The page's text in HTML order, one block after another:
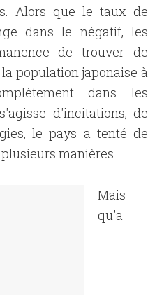
Alors que le taux de
dans le négatif, les
de trouver de
population japonaise à
dans les
d'incitations, de
le pays a tenté de
manières.
Mais
qu'a